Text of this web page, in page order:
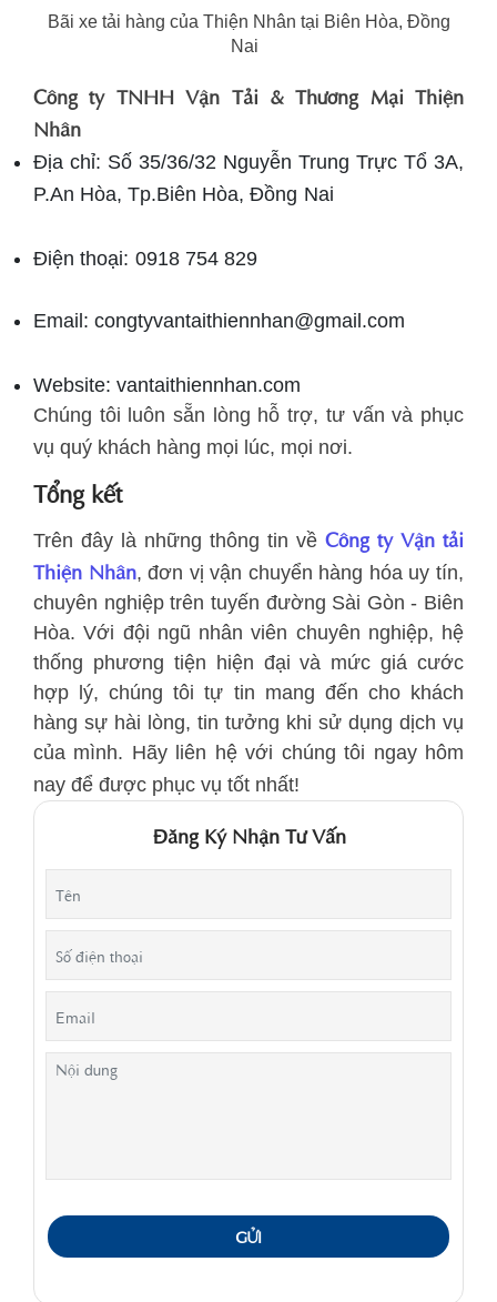
Bãi xe tải hàng của Thiện Nhân tại Biên Hòa, Đồng
Nai
Công ty TNHH Vận Tải & Thương Mại Thiện
Nhân
Địa chỉ: Số 35/36/32 Nguyễn Trung Trực Tổ 3A,
P.An Hòa, Tp.Biên Hòa, Đồng Nai
Điện thoại: 0918 754 829
Email: congtyvantaithiennhan@gmail.com
Website: vantaithiennhan.com
Chúng tôi luôn sẵn lòng hỗ trợ, tư vấn và phục
vụ quý khách hàng mọi lúc, mọi nơi.
Tổng kết
Trên đây là những thông tin về Công ty Vận tải
Thiện Nhân, đơn vị vận chuyển hàng hóa uy tín,
chuyên nghiệp trên tuyến đường Sài Gòn - Biên
Hòa. Với đội ngũ nhân viên chuyên nghiệp, hệ
thống phương tiện hiện đại và mức giá cước
hợp lý, chúng tôi tự tin mang đến cho khách
hàng sự hài lòng, tin tưởng khi sử dụng dịch vụ
của mình. Hãy liên hệ với chúng tôi ngay hôm
nay để được phục vụ tốt nhất!
Đăng Ký Nhận Tư Vấn
GỬI